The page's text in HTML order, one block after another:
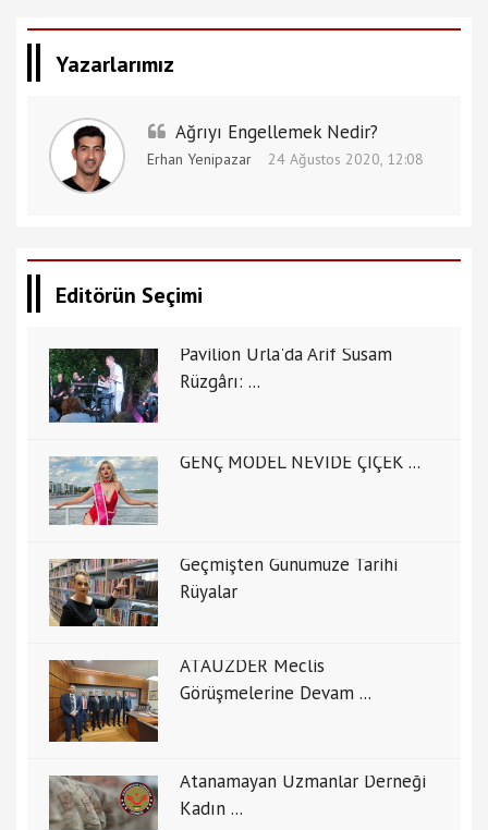
Yazarlarımız
Ağrıyı Engellemek Nedir?
Erhan Yenipazar 24 Ağustos 2020, 12:08
Editörün Seçimi
Pavilion Urla'da Arif Susam
Rüzgârı: ...
GENÇ MODEL NEVİDE ÇİÇEK ...
Geçmişten Günümüze Tarihi
Rüyalar
ATAUZDER Meclis
Görüşmelerine Devam ...
Atanamayan Uzmanlar Derneği
Kadın ...